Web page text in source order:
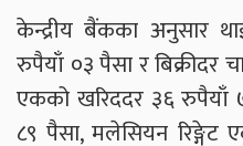
केन्द्रीय बैंकका अनुसार
रुपैयाँ ०३ पैसा र बिक्रीदर
एकको खरिददर ३६ रुपैयाँ
८९ पैसा, मलेसियन